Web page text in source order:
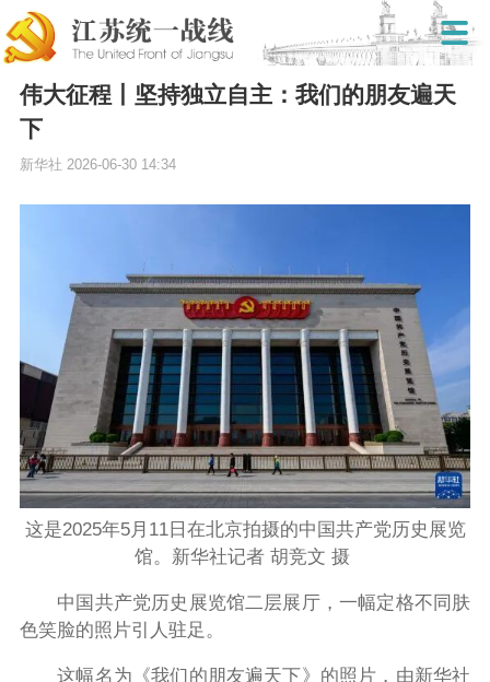
伟大征程丨坚持独立自主：我们的朋友遍天
下
新华社 2026-06-30 14:34
这是2025年5月11日在北京拍摄的中国共产党历史展览
馆。新华社记者 胡竞文 摄
中国共产党历史展览馆二层展厅，一幅定格不同肤
色笑脸的照片引人驻足。
这幅名为《我们的朋友遍天下》的照片，由新华社